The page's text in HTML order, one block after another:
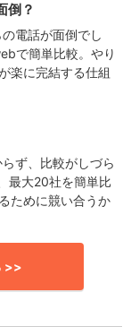
倒？
電話が面倒でし
で簡単比較。やり
楽に完結する仕組
ず、比較がしづら
最大20社を簡単比
ために競い合うか
>>